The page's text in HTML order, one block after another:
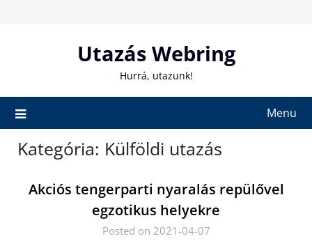
Utazás Webring
Hurrá, utazunk!
Menu
Kategória: Külföldi utazás
Akciós tengerparti nyaralás repülővel
egzotikus helyekre
Posted on 2021-04-07